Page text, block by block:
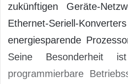
zukünftigen Geräte-
Ethernet-Seriell-
energiesparende
Seine Besonderheit
programmierbare